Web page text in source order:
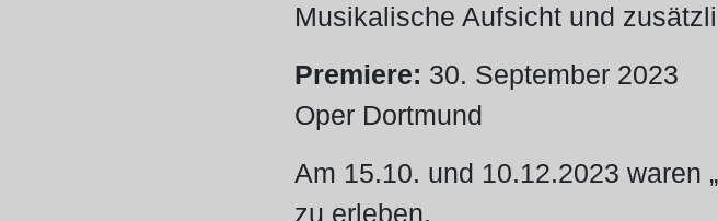
Musikalische Aufsicht und
Premiere: 30. September 2023
Oper Dortmund
Am 15.10. und 10.12.2023 waren „
zu erleben.